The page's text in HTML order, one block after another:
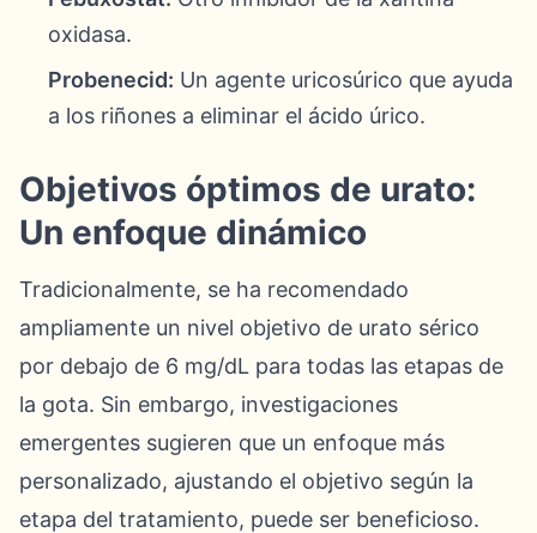
oxidasa.
Probenecid: Un agente uricosúrico que ayuda
a los riñones a eliminar el ácido úrico.
Objetivos óptimos de urato:
Un enfoque dinámico
Tradicionalmente, se ha recomendado
ampliamente un nivel objetivo de urato sérico
por debajo de 6 mg/dL para todas las etapas de
la gota. Sin embargo, investigaciones
emergentes sugieren que un enfoque más
personalizado, ajustando el objetivo según la
etapa del tratamiento, puede ser beneficioso.